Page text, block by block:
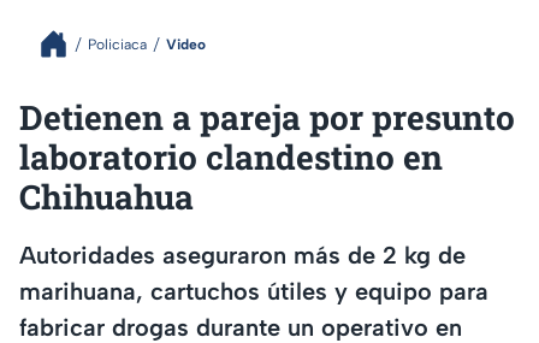
Policiaca Video
Detienen a pareja por presunto
laboratorio clandestino en
Chihuahua
Autoridades aseguraron más de 2 kg de
marihuana, cartuchos útiles y equipo para
fabricar drogas durante un operativo en